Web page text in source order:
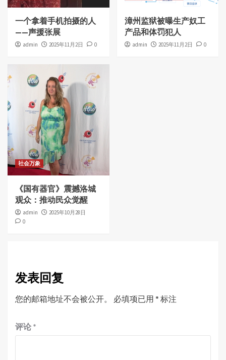
一个拿着手机拍摄的人
——声援张展
admin 2025年11月2日 0
漳州监狱被曝生产奴工
产品和体罚犯人
admin 2025年11月2日 0
社会万象
《国有器官》震撼洛城
观众：推动民众觉醒
admin
2025年10月28日
0
发表回复
您的邮箱地址不会被公开。 必填项已用 * 标注
评论 *